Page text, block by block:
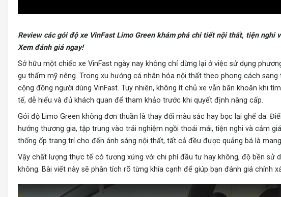
Review các gói độ xe VinFast Limo Green khám phá chi tiết nội thất, tiện
Xem đánh giá ngay!
Sở hữu một chiếc xe VinFast ngày nay không chỉ dừng lại ở việc sử dụng
gu thẩm mỹ riêng. Trong xu hướng cá nhân hóa nội thất theo phong cách
cộng đồng người dùng VinFast. Tuy nhiên, không ít chủ xe vẫn băn khoăn khi
tế, dễ hiểu và đủ khách quan để tham khảo trước khi quyết định nâng cấp.
Gói độ Limo Green không đơn thuần là thay đổi màu sắc hay bọc lại ghế da.
hướng thương gia, tập trung vào trải nghiệm ngồi thoải mái, tiện nghi và cảm
thống ốp trang trí cho đến ánh sáng nội thất, tất cả đều được quảng bá là
Vậy chất lượng thực tế có tương xứng với chi phí đầu tư hay không, độ bền sử
không. Bài viết này sẽ phân tích rõ từng khía cạnh để giúp bạn đánh giá chính